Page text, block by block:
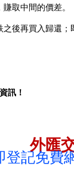
取中間的價差。
後再買入歸還；
訊！
外匯
登記免費